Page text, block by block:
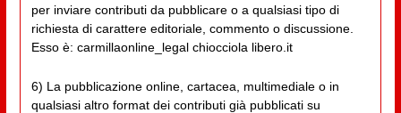
per inviare contributi da pubblicare o a qualsiasi tipo di
richiesta di carattere editoriale, commento o discussione.
Esso è: carmillaonline_legal chiocciola libero.it
6) La pubblicazione online, cartacea, multimediale o in
qualsiasi altro format dei contributi già pubblicati su